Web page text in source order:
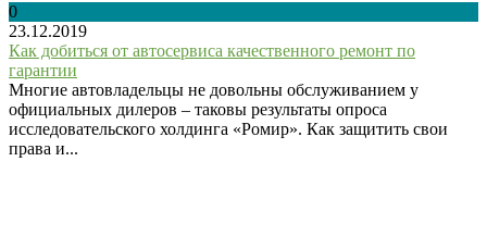
0
23.12.2019
Как добиться от автосервиса качественного ремонт по
гарантии
Многие автовладельцы не довольны обслуживанием у
официальных дилеров – таковы результаты опроса
исследовательского холдинга «Ромир». Как защитить свои
права и...